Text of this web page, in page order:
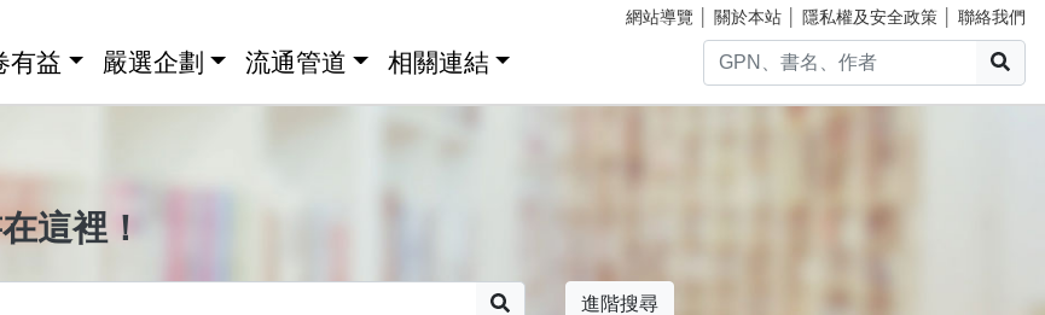
網站導覽 關於本站 隱私權及安全政策 聯絡我們
有益 嚴選企劃 流通管道 相關連結
這裡！
進階搜尋